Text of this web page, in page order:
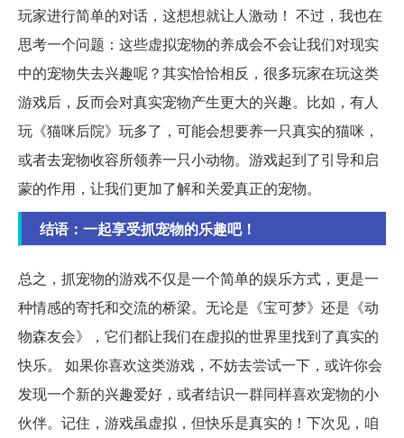
玩家进行简单的对话，这想想就让人激动！ 不过，我也在
思考一个问题：这些虚拟宠物的养成会不会让我们对现实
中的宠物失去兴趣呢？其实恰恰相反，很多玩家在玩这类
游戏后，反而会对真实宠物产生更大的兴趣。比如，有人
玩《猫咪后院》玩多了，可能会想要养一只真实的猫咪，
或者去宠物收容所领养一只小动物。游戏起到了引导和启
蒙的作用，让我们更加了解和关爱真正的宠物。
结语：一起享受抓宠物的乐趣吧！
总之，抓宠物的游戏不仅是一个简单的娱乐方式，更是一
种情感的寄托和交流的桥梁。无论是《宝可梦》还是《动
物森友会》，它们都让我们在虚拟的世界里找到了真实的
快乐。 如果你喜欢这类游戏，不妨去尝试一下，或许你会
发现一个新的兴趣爱好，或者结识一群同样喜欢宠物的小
伙伴。记住，游戏虽虚拟，但快乐是真实的！下次见，咱